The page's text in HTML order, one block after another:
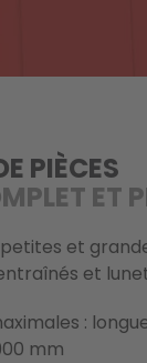
PIÈCES
ET
et
et
:
mm